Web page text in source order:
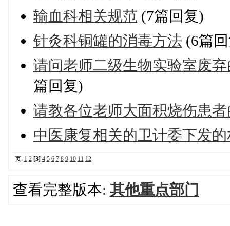
输血科相关规范 (7篇回复)
针灸科铜罐的消毒方法 (6篇
请问老师二级生物实验室废
篇回复)
请教各位老师大面积烧伤患
中医康复相关的卫计委下发
页: 1 2 [3] 4 5 6 7 8 9 10 11 12
查看完整版本: 其他重点部门